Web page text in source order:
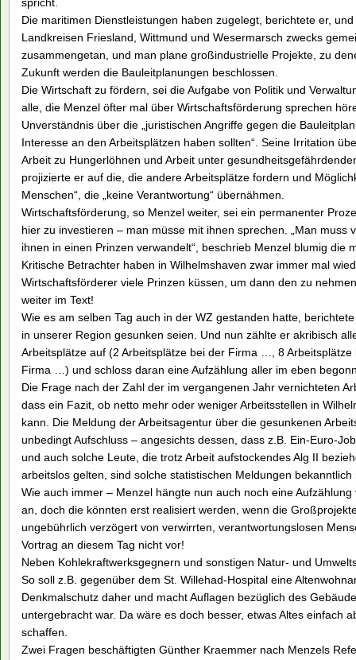
Die maritimen Dienstleistungen haben zugelegt, berichtete er,
Landkreisen Friesland, Wittmund und Wesermarsch zwecks
zusammengetan, und man plane großindustrielle Projekte, zu
Zukunft werden die Bauleitplanungen beschlossen.
Die Wirtschaft zu fördern, sei die Aufgabe von Politik und
alle, die Menzel öfter mal über Wirtschaftsförderung sprechen
Unverständnis über die „juristischen Angriffe gegen die
Interesse an den Arbeitsplätzen haben sollten“. Seine Irritation
Arbeit zu Hungerlöhnen und Arbeit unter
projizierte er auf die, die andere Arbeitsplätze fordern und
Menschen“, die „keine Verantwortung“ übernähmen.
Wirtschaftsförderung, so Menzel weiter, sei ein permanenter
hier zu investieren – man müsse mit ihnen sprechen. „Man muss
ihnen in einen Prinzen verwandelt“, beschrieb Menzel blumig die
Kritische Betrachter haben in Wilhelmshaven zwar immer mal
Wirtschaftsförderer viele Prinzen küssen, um dann den zu
weiter im Text!
Wie es am selben Tag auch in der WZ gestanden hatte,
in unserer Region gesunken seien. Und nun zählte er akribisch
Arbeitsplätze auf (2 Arbeitsplätze bei der Firma …, 8
Firma …) und schloss daran eine Aufzählung aller im eben
Die Frage nach der Zahl der im vergangenen Jahr vernichteten
dass ein Fazit, ob netto mehr oder weniger Arbeitsstellen in
kann. Die Meldung der Arbeitsagentur über die gesunkenen
unbedingt Aufschluss – angesichts dessen, dass z.B. Ein-Euro-
und auch solche Leute, die trotz Arbeit aufstockendes Alg II
arbeitslos gelten, sind solche statistischen Meldungen
Wie auch immer – Menzel hängte nun auch noch eine
an, doch die könnten erst realisiert werden, wenn die
ungebührlich verzögert von verwirrten, verantwortungslosen
Vortrag an diesem Tag nicht vor!
Neben Kohlekraftwerksgegnern und sonstigen Natur- und
So soll z.B. gegenüber dem St. Willehad-Hospital eine
Denkmalschutz daher und macht Auflagen bezüglich des
untergebracht war. Da wäre es doch besser, etwas Altes einfach
schaffen.
Zwei Fragen beschäftigten Günther Kraemmer nach Menzels